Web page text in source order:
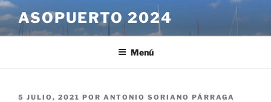
Saltar
al
contenido
ASOPUERTO 2024
Menú
PUBLICADO
5 JULIO, 2021 POR ANTONIO SORIANO PÁRRAGA